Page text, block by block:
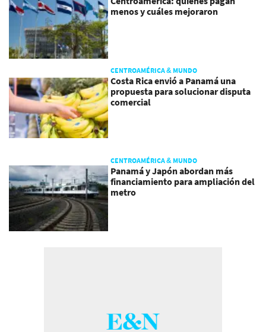
menos y cuáles mejoraron
CENTROAMÉRICA & MUNDO
Costa Rica envió a Panamá una
propuesta para solucionar disputa
comercial
CENTROAMÉRICA & MUNDO
Panamá y Japón abordan más
financiamiento para ampliación del
metro